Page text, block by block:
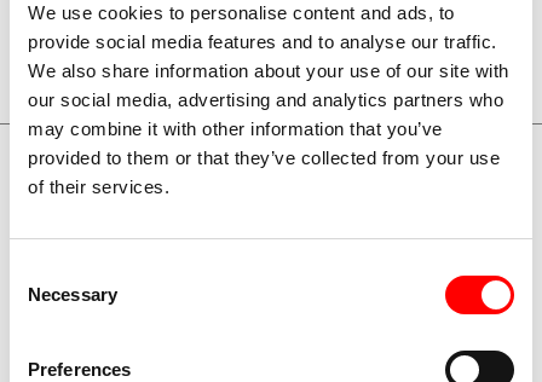
We use cookies to personalise content and ads, to
provide social media features and to analyse our traffic.
We also share information about your use of our site with
our social media, advertising and analytics partners who
may combine it with other information that you’ve
provided to them or that they’ve collected from your use
of their services.
Selection
Necessary
Preferences
LUN